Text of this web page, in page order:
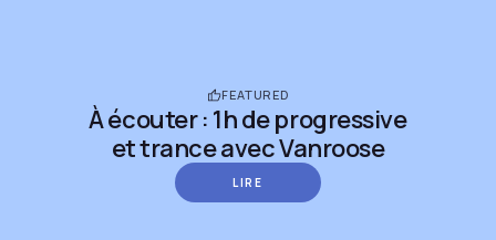
FEATURED
À écouter : 1h de progressive
et trance avec Vanroose
LIRE